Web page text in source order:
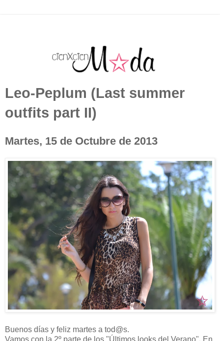
Leo-Peplum (Last summer
outfits part II)
Martes, 15 de Octubre de 2013
Buenos días y feliz martes a tod@s.